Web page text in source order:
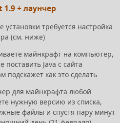
+ лаунчер
требуется настройка
(см. ниже)
майнкрафт на компьютер,
поставить Java с сайта
подскажет как это сделать
для майнкрафта любой
нужную версию из списка,
файлы и спустя пару минут